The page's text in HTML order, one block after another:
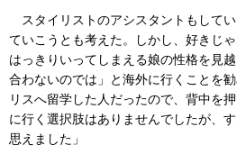
スタイリストのアシスタントもして
ていこうとも考えた。しかし、好きじ
はっきりいってしまえる娘の性格を見
合わないのでは」と海外に行くことを
リスへ留学した人だったので、背中を
に行く選択肢はありませんでしたが、
思えました」